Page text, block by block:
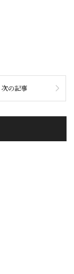
次の記事